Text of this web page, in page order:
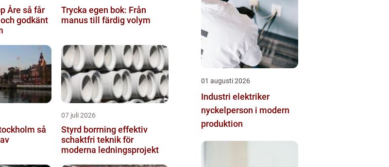
så får
godkänt
Trycka egen bok: Från
manus till färdig volym
så
07 juli 2026
Styrd borrning effektiv
schaktfri teknik för
moderna ledningsprojekt
01 augusti 2026
Industri elektriker
nyckelperson i modern
produktion